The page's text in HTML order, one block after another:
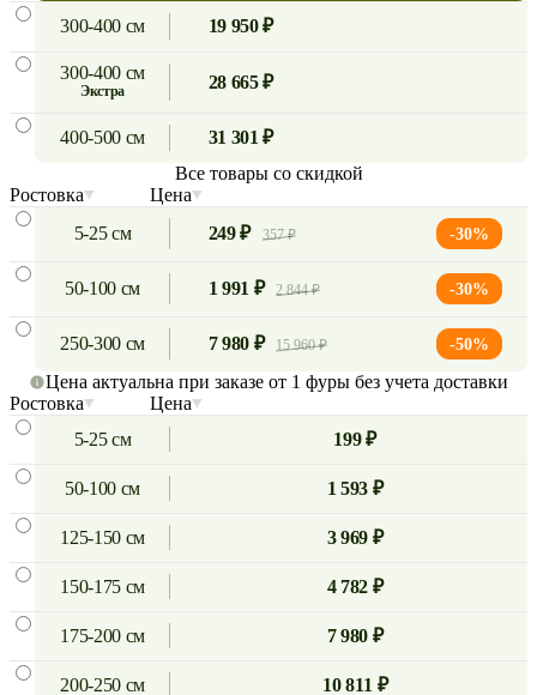
300-400 см 19 950 ₽
300-400 см
экстра 28 665 ₽
400-500 см
31 301 ₽
Все товары со скидкой
Ростовка
Цена
5-25 см
249 ₽ 357 ₽ -30%
50-100 см 1 991 ₽ 2 844 ₽ -30%
250-300 см 7 980 ₽ 15 960 ₽ -50%
Цена актуальна при заказе от 1 фуры без учета доставки
Ростовка
Цена
5-25 см
199 ₽
50-100 см 1 593 ₽
125-150 см 3 969 ₽
150-175 см 4 782 ₽
175-200 см 7 980 ₽
200-250 см 10 811 ₽